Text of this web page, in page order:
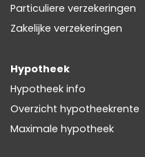
Particuliere verzekeringen
Zakelijke verzekeringen
Hypotheek
Hypotheek info
Overzicht hypotheekrente
Maximale hypotheek